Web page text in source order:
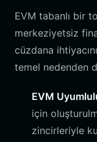
EVM tabanlı bir
merkeziyetsiz
cüzdana
temel nedenden
EVM
için
zincirleriyle